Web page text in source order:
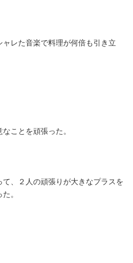
レた音楽で料理が何倍も引き立
ことを頑張った。
、２人の頑張りが大きなプラスを
。